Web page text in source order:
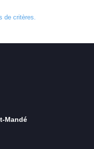
de critères.
Mandé